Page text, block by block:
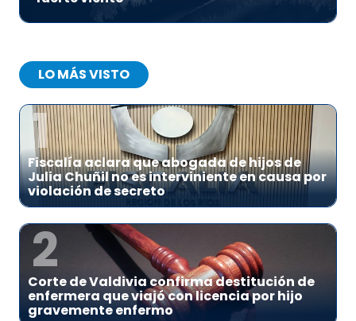
LO MÁS VISTO
1
Fiscalía aclara que abogada de hijos de
Julia Chuñil no es interviniente en causa por
violación de secreto
2
Corte de Valdivia confirma destitución de
enfermera que viajó con licencia por hijo
gravemente enfermo